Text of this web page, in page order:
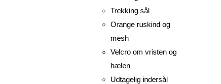
Trekking sål
Orange ruskind og
mesh
Velcro om vristen og
hælen
Udtagelig indersål